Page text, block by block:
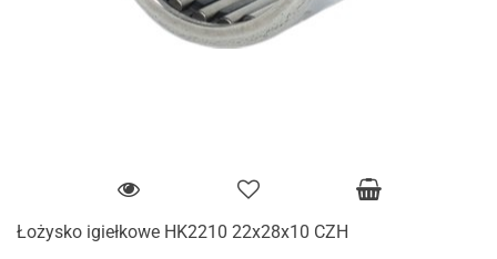
Łożysko igiełkowe HK2210 22x28x10 CZH